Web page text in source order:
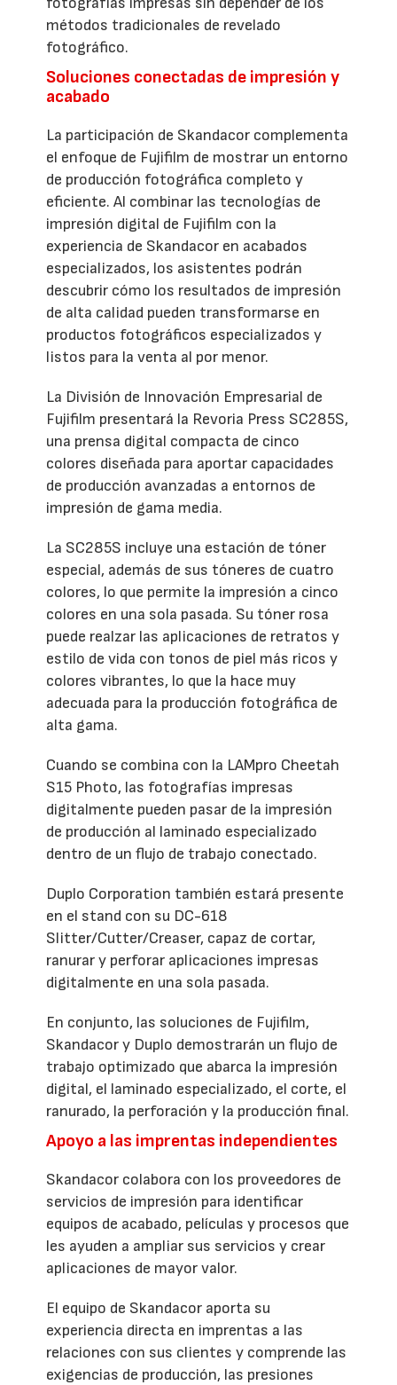
métodos tradicionales de revelado
fotográfico.
Soluciones conectadas de impresión y
acabado
La participación de Skandacor complementa
el enfoque de Fujifilm de mostrar un entorno
de producción fotográfica completo y
eficiente. Al combinar las tecnologías de
impresión digital de Fujifilm con la
experiencia de Skandacor en acabados
especializados, los asistentes podrán
descubrir cómo los resultados de impresión
de alta calidad pueden transformarse en
productos fotográficos especializados y
listos para la venta al por menor.
La División de Innovación Empresarial de
Fujifilm presentará la Revoria Press SC285S,
una prensa digital compacta de cinco
colores diseñada para aportar capacidades
de producción avanzadas a entornos de
impresión de gama media.
La SC285S incluye una estación de tóner
especial, además de sus tóneres de cuatro
colores, lo que permite la impresión a cinco
colores en una sola pasada. Su tóner rosa
puede realzar las aplicaciones de retratos y
estilo de vida con tonos de piel más ricos y
colores vibrantes, lo que la hace muy
adecuada para la producción fotográfica de
alta gama.
Cuando se combina con la LAMpro Cheetah
S15 Photo, las fotografías impresas
digitalmente pueden pasar de la impresión
de producción al laminado especializado
dentro de un flujo de trabajo conectado.
Duplo Corporation también estará presente
en el stand con su DC-618
Slitter/Cutter/Creaser, capaz de cortar,
ranurar y perforar aplicaciones impresas
digitalmente en una sola pasada.
En conjunto, las soluciones de Fujifilm,
Skandacor y Duplo demostrarán un flujo de
trabajo optimizado que abarca la impresión
digital, el laminado especializado, el corte, el
ranurado, la perforación y la producción final.
Apoyo a las imprentas independientes
Skandacor colabora con los proveedores de
servicios de impresión para identificar
equipos de acabado, películas y procesos que
les ayuden a ampliar sus servicios y crear
aplicaciones de mayor valor.
El equipo de Skandacor aporta su
experiencia directa en imprentas a las
relaciones con sus clientes y comprende las
exigencias de producción, las presiones